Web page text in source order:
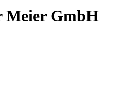
Meier GmbH